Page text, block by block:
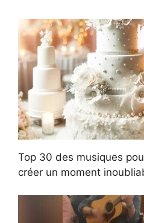
Top 30 des musiques
créer un moment